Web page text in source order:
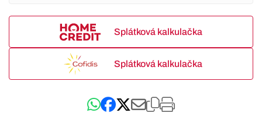
Splátková kalkulačka
Splátková kalkulačka